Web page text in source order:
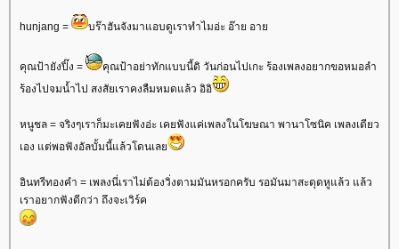
hunjang = บร๊าฮันจังมาแอบดูเราทำไมอ่ะ อ๊าย อา
คุณป้ายังปิ๊ง =
คุณป้าอย่าทักแบบนี้ดิ วันก่อนไปเกะ ร้องเพลงอยากขอหมอลำ
ร้องไปจมน้ำไป สงสัยเราคงลืมหมดแล้ว อิอิ
หนูชล = จริงๆเราก็มะเคยฟังอ่ะ เคยฟังแค่เพลงในโฆษณา พานาโซนิค เพลงเดียว
เอง แต่พอฟังอัลบั้มนี้แล้วโดนเล
อินทรีทองคำ = เพลงนี่เราไม่ต้องวิ่งตามมันหรอกครับ รอมันมาสะดุดหูแล้ว แล้ว
เราอยากฟังดีกว่า ถึงจะเวิร์ค